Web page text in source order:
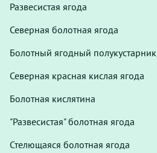
Развесистая ягода
Северная болотная ягода
Болотный ягодный полукустарник
Северная красная кислая ягода
Болотная кислятина
"Развесистая" болотная ягода
Стелющаяся болотная ягода